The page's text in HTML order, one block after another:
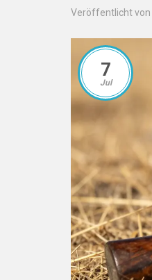
Veröffentlicht von
7
Jul